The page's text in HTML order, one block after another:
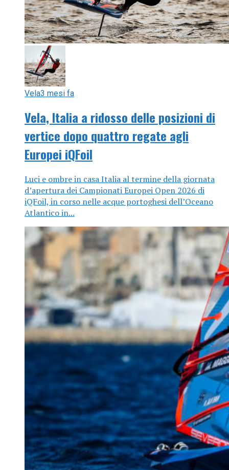
Vela3 mesi fa
Vela, Italia a ridosso delle posizioni di
vertice dopo quattro regate agli
Europei iQFoil
Luci e ombre in casa Italia al termine della giornata
d’apertura dei Campionati Europei Open 2026 di
iQFoil, in corso nelle acque portoghesi dell’Oceano
Atlantico in...